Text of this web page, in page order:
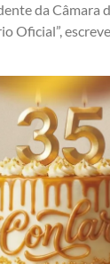
da Câmara
Oficial”,